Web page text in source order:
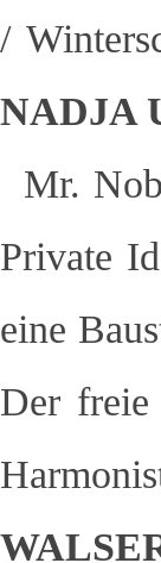
/
NADJA
Mr.
Private
eine
Der